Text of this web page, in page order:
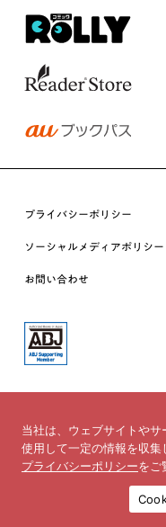
プライバシーポリシー
ソーシャルメディアポリシー
お問い合わせ
当社は、ウェブサイトや
使用して一定の情報を収
プライバシーポリシーをご